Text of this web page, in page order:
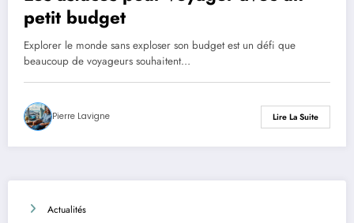
petit budget
Explorer le monde sans exploser son budget est un défi que
beaucoup de voyageurs souhaitent…
Pierre Lavigne Lire La Suite
Actualités